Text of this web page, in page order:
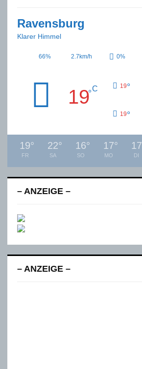
Ravensburg
Klarer Himmel
66% 2.7km/h 0%
19°C 19°
19°
19°
FR
22°
SA
16°
SO
17°
MO
17
DI
– ANZEIGE –
– ANZEIGE –